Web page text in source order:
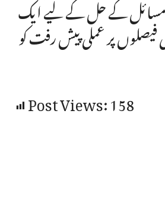
مسائل کے حل کے لیے ایک
فیصلوں پر عملی پیش رفت کو
Post Views:158